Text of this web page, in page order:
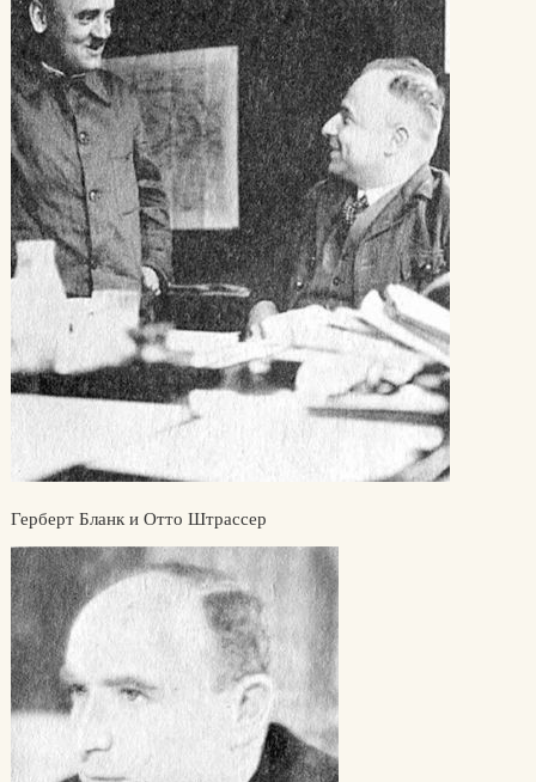
Герберт Бланк и Отто Штрассер